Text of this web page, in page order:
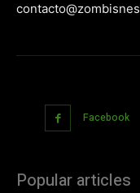
Facebook
Popular articles